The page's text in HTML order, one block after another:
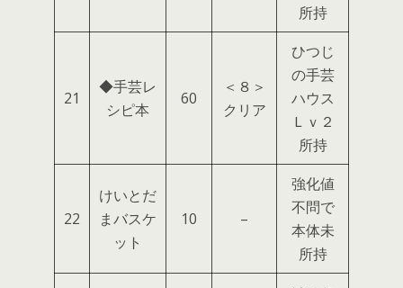
所持
21
◆手芸レ
シピ本
60
＜８＞
クリア
ひつじ
の手芸
ハウス
Ｌｖ２
所持
22
けいとだ
まバスケ
ット
10 –
強化値
不問で
本体未
所持